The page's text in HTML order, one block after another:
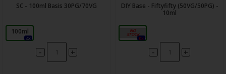
SC - 100ml Basis 30PG/70VG
100ml
4x
- +
DIY Base - Fiftyfifty (50VG/50PG) -
10ml
20mg
0x
- +